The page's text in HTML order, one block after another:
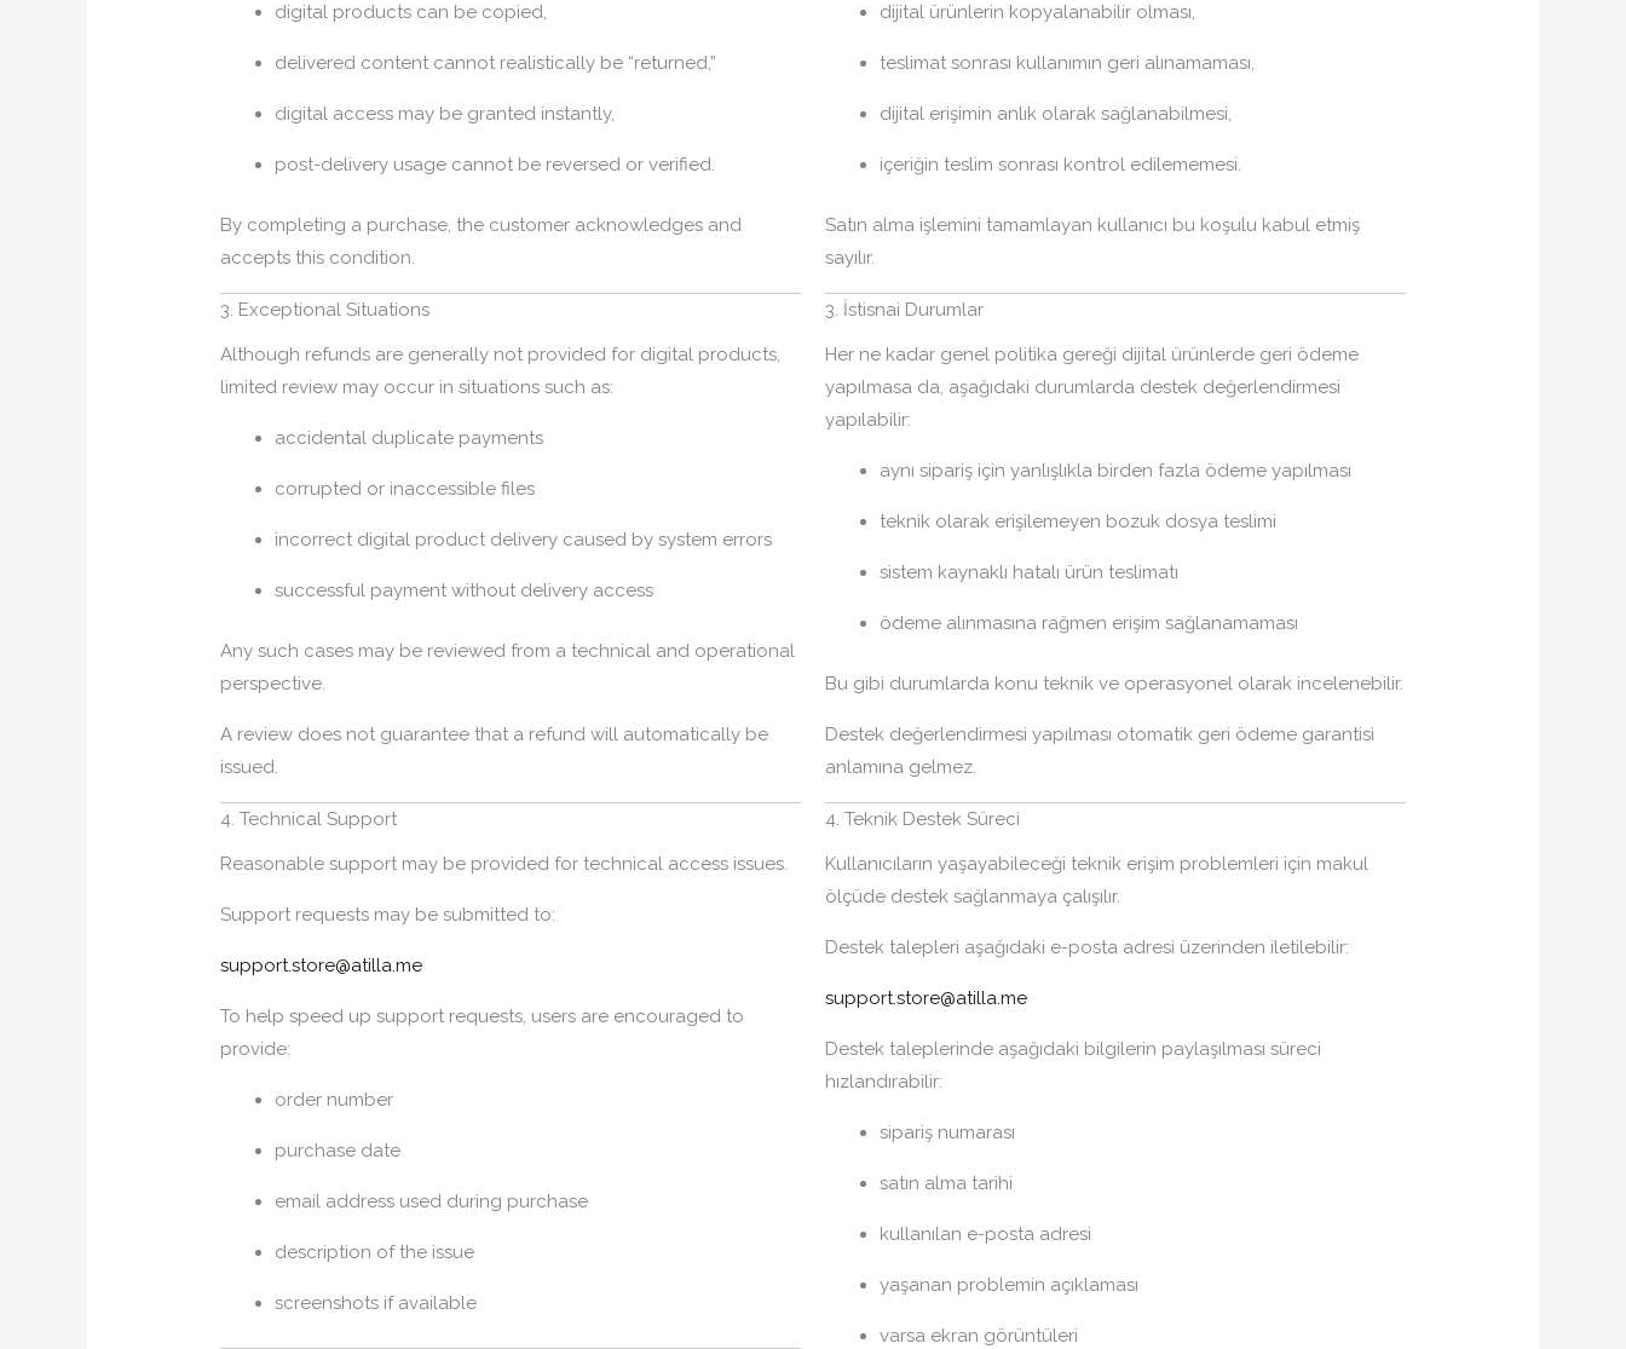
digital products can be copied,
delivered content cannot realistically be “returned,”
digital access may be granted instantly,
post-delivery usage cannot be reversed or verified.
By completing a purchase, the customer acknowledges and
accepts this condition.
3. Exceptional Situations
Although refunds are generally not provided for digital products,
limited review may occur in situations such as:
accidental duplicate payments
corrupted or inaccessible files
incorrect digital product delivery caused by system errors
successful payment without delivery access
Any such cases may be reviewed from a technical and operational
perspective.
A review does not guarantee that a refund will automatically be
issued.
4. Technical Support
Reasonable support may be provided for technical access issues.
Support requests may be submitted to:
support.store@atilla.me
To help speed up support requests, users are encouraged to
provide:
order number
purchase date
email address used during purchase
description of the issue
screenshots if available
dijital ürünlerin kopyalanabilir olması,
teslimat sonrası kullanımın geri alınamaması,
dijital erişimin anlık olarak sağlanabilmesi,
içeriğin teslim sonrası kontrol edilememesi.
Satın alma işlemini tamamlayan kullanıcı bu koşulu kabul etmiş
sayılır.
3. İstisnai Durumlar
Her ne kadar genel politika gereği dijital ürünlerde geri ödeme
yapılmasa da, aşağıdaki durumlarda destek değerlendirmesi
yapılabilir:
aynı sipariş için yanlışlıkla birden fazla ödeme yapılması
teknik olarak erişilemeyen bozuk dosya teslimi
sistem kaynaklı hatalı ürün teslimatı
ödeme alınmasına rağmen erişim sağlanamaması
Bu gibi durumlarda konu teknik ve operasyonel olarak incelenebilir.
Destek değerlendirmesi yapılması otomatik geri ödeme garantisi
anlamına gelmez.
4. Teknik Destek Süreci
Kullanıcıların yaşayabileceği teknik erişim problemleri için makul
ölçüde destek sağlanmaya çalışılır.
Destek talepleri aşağıdaki e-posta adresi üzerinden iletilebilir:
support.store@atilla.me
Destek taleplerinde aşağıdaki bilgilerin paylaşılması süreci
hızlandırabilir:
sipariş numarası
satın alma tarihi
kullanılan e-posta adresi
yaşanan problemin açıklaması
varsa ekran görüntüleri